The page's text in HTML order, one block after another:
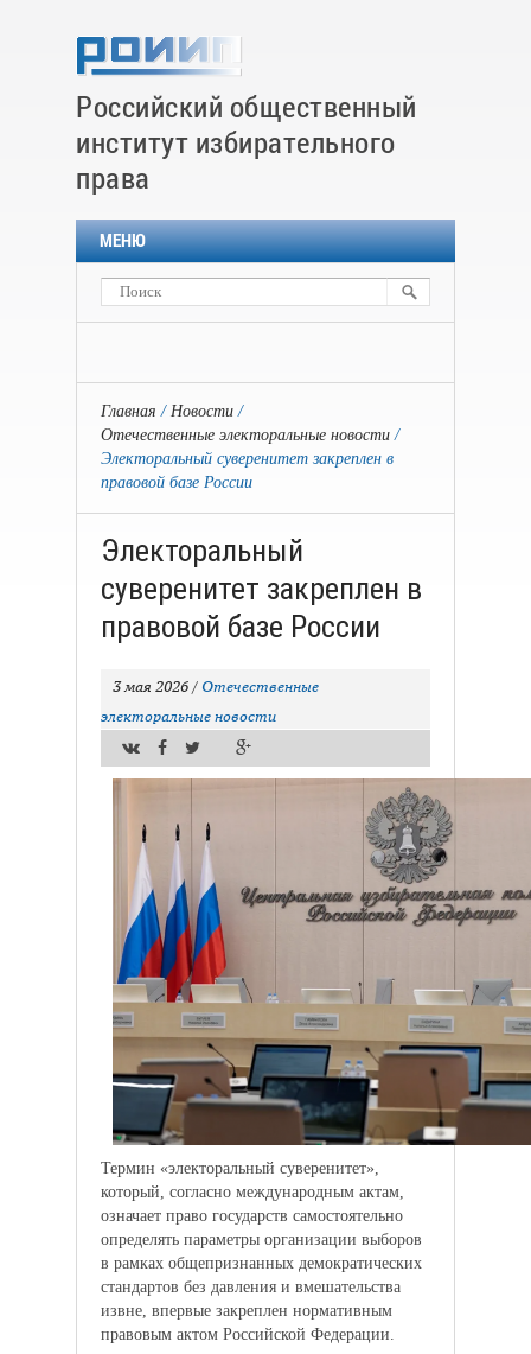
Российский общественный
институт избирательного
права
МЕНЮ
Главная
Новости
Отечественные электоральные новости
Электоральный суверенитет закреплен в
правовой базе России
Электоральный
суверенитет закреплен в
правовой базе России
3 мая 2026 / Отечественные
электоральные новости
Термин «электоральный суверенитет»,
который, согласно международным актам,
означает право государств самостоятельно
определять параметры организации выборов
в рамках общепризнанных демократических
стандартов без давления и вмешательства
извне, впервые закреплен нормативным
правовым актом Российской Федерации.